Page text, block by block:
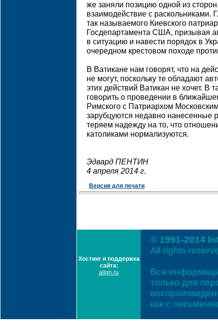
же заняли позицию одной из
взаимодействие с раскольниками.
так называемого Киевского
Госдепартамента США, призывая
в ситуацию и навести порядок в
очередном крестовом походе
В Ватикане нам говорят, что на
не могут, поскольку те обладают
этих действий Ватикан не хочет. В
говорить о проведении в
Римского с Патриархом
зарубцуются недавно
теряем надежду на то, что
католиками нормализуются.
Эдвард ПЕНТИН
4 апреля 2014 г.
Версия для печати
Хостинг и поддержка
сайта:
allgn.ru
© 1991-2014
All rights
Вся
только для
как с